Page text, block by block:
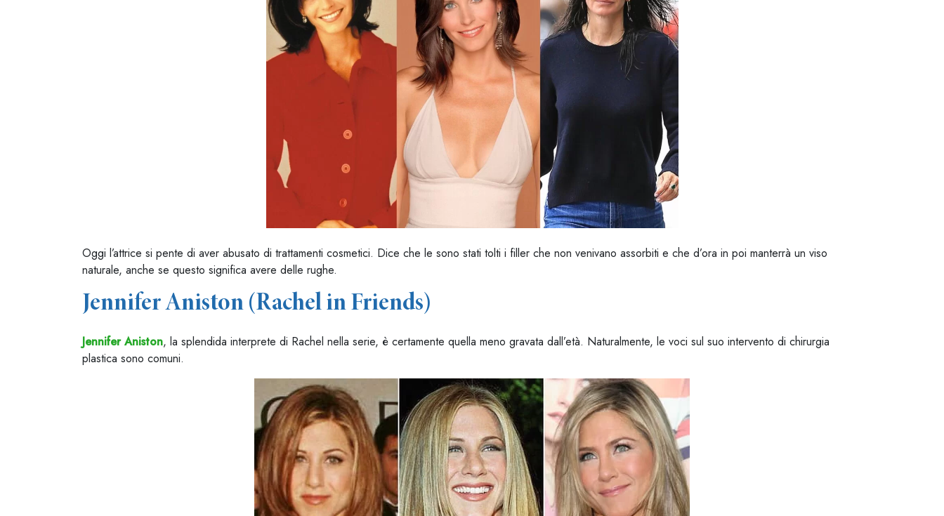
Oggi l’attrice si pente di aver abusato di trattamenti cosmetici. Dice che le sono stati tolti i filler che non venivano assorbiti e che d’ora in poi manterrà un viso
naturale, anche se questo significa avere delle rughe.
Jennifer Aniston (Rachel in Friends)
Jennifer Aniston, la splendida interprete di Rachel nella serie, è certamente quella meno gravata dall’età. Naturalmente, le voci sul suo intervento di chirurgia
plastica sono comuni.